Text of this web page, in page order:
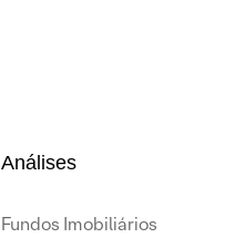
Análises
Fundos Imobiliários